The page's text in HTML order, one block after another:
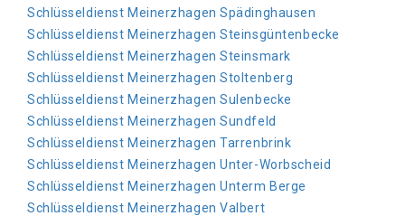
Schlüsseldienst Meinerzhagen Spädinghausen
Schlüsseldienst Meinerzhagen Steinsgüntenbecke
Schlüsseldienst Meinerzhagen Steinsmark
Schlüsseldienst Meinerzhagen Stoltenberg
Schlüsseldienst Meinerzhagen Sulenbecke
Schlüsseldienst Meinerzhagen Sundfeld
Schlüsseldienst Meinerzhagen Tarrenbrink
Schlüsseldienst Meinerzhagen Unter-Worbscheid
Schlüsseldienst Meinerzhagen Unterm Berge
Schlüsseldienst Meinerzhagen Valbert